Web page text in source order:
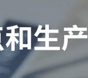
生产